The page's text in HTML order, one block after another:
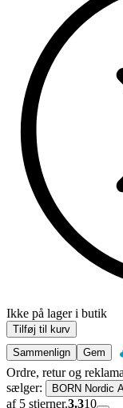
Ikke på lager i butik
Tilføj til kurv
Sammenlign
Gem
Ordre, retur og
sælger:
BORN Nordic
af 5 stjerner.3.310